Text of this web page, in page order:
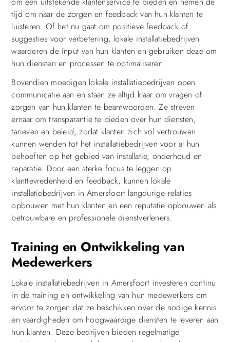
tijd om naar de zorgen en feedback van hun klanten te
luisteren. Of het nu gaat om positieve feedback of
suggesties voor verbetering, lokale installatiebedrijven
waarderen de input van hun klanten en gebruiken deze om
hun diensten en processen te optimaliseren.
Bovendien moedigen lokale installatiebedrijven open
communicatie aan en staan ze altijd klaar om vragen of
zorgen van hun klanten te beantwoorden. Ze streven
ernaar om transparantie te bieden over hun diensten,
tarieven en beleid, zodat klanten zich vol vertrouwen
kunnen wenden tot het installatiebedrijven voor al hun
behoeften op het gebied van installatie, onderhoud en
reparatie. Door een sterke focus te leggen op
klanttevredenheid en feedback, kunnen lokale
installatiebedrijven in Amersfoort langdurige relaties
opbouwen met hun klanten en een reputatie opbouwen als
betrouwbare en professionele dienstverleners.
Training en Ontwikkeling van
Medewerkers
Lokale installatiebedrijven in Amersfoort investeren continu
in de training en ontwikkeling van hun medewerkers om
ervoor te zorgen dat ze beschikken over de nodige kennis
en vaardigheden om hoogwaardige diensten te leveren aan
hun klanten. Deze bedrijven bieden regelmatige